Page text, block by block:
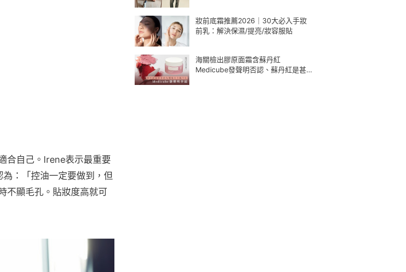
合自己。Irene表示最重要
：「控油一定要做到，但
不顯毛孔。貼妝度高就可
妝前底霜推薦2026｜30大必入手妝
前乳：解決保濕/提亮/妝容服貼
海關檢出膠原面霜含蘇丹紅
Medicube發聲明否認、蘇丹紅是甚